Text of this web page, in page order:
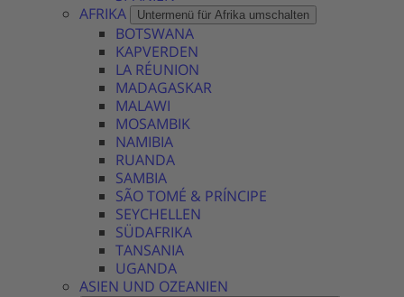
AFRIKA
Untermenü für Afrika umschalten
BOTSWANA
KAPVERDEN
LA RÉUNION
MADAGASKAR
MALAWI
MOSAMBIK
NAMIBIA
RUANDA
SAMBIA
SÃO TOMÉ & PRÍNCIPE
SEYCHELLEN
SÜDAFRIKA
TANSANIA
UGANDA
ASIEN UND OZEANIEN